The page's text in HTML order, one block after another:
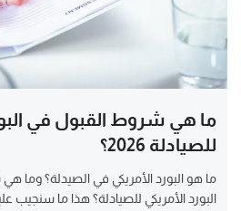
ما هي شروط القبول في
للصيادلة 2026؟
ما هو البورد الأمريكي في الصيدلة؟ وما
البورد الأمريكي للصيادلة؟ هذا ما سنجيب